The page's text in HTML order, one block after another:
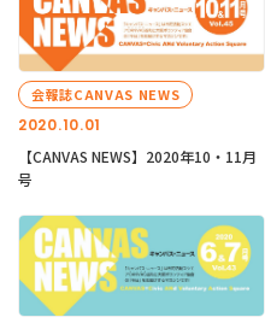
2020.10.01
会報誌CANVAS NEWS
【CANVAS NEWS】2020年10・11月
号